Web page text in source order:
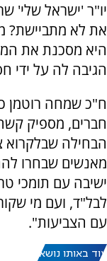
יו"ר 'ישראל שלי'
את לא מתביישת?
היא מסכנת את
הגיבה לה על ידי
ח"כ שמחה רוטמן
חברים, מספיק
הבחילה שבלקרוא
מאנשים שבחרו
ישיבה עם תומכי
לבל"ד, ועם מי
עם הצביעות".
עוד באותו נושא: